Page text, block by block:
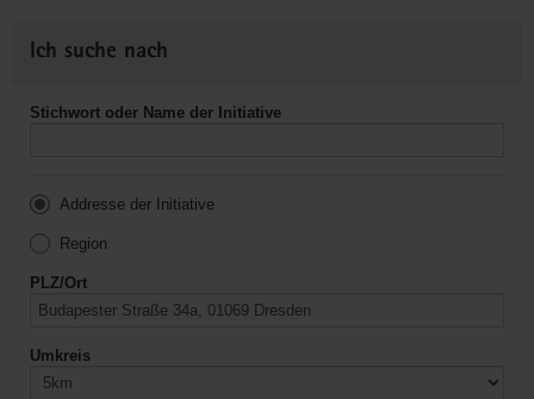
Ich suche nach
Stichwort oder Name der Initiative
Addresse der Initiative
Region
PLZ/Ort
Umkreis